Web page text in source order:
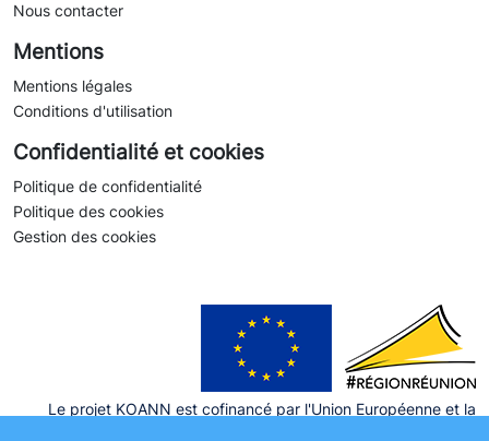
Nous contacter
Mentions
Mentions légales
Conditions d'utilisation
Confidentialité et cookies
Politique de confidentialité
Politique des cookies
Gestion des cookies
Le projet KOANN est cofinancé par l'Union Européenne et la